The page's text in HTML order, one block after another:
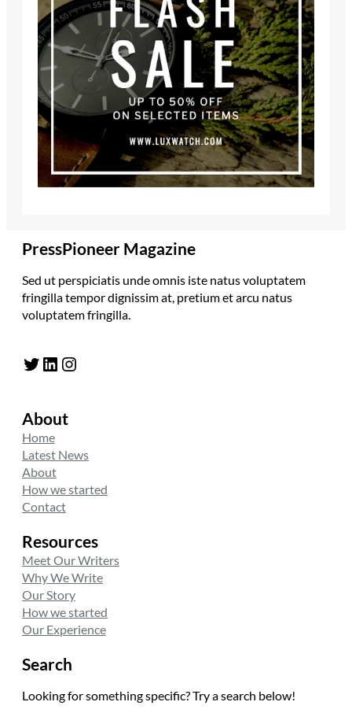
PressPioneer Magazine
Sed ut perspiciatis unde omnis iste natus voluptatem
fringilla tempor dignissim at, pretium et arcu natus
voluptatem fringilla.
Twitter LinkedIn Instagram
About
Home
Latest News
About
How we started
Contact
Resources
Meet Our Writers
Why We Write
Our Story
How we started
Our Experience
Search
Looking for something specific? Try a search below!